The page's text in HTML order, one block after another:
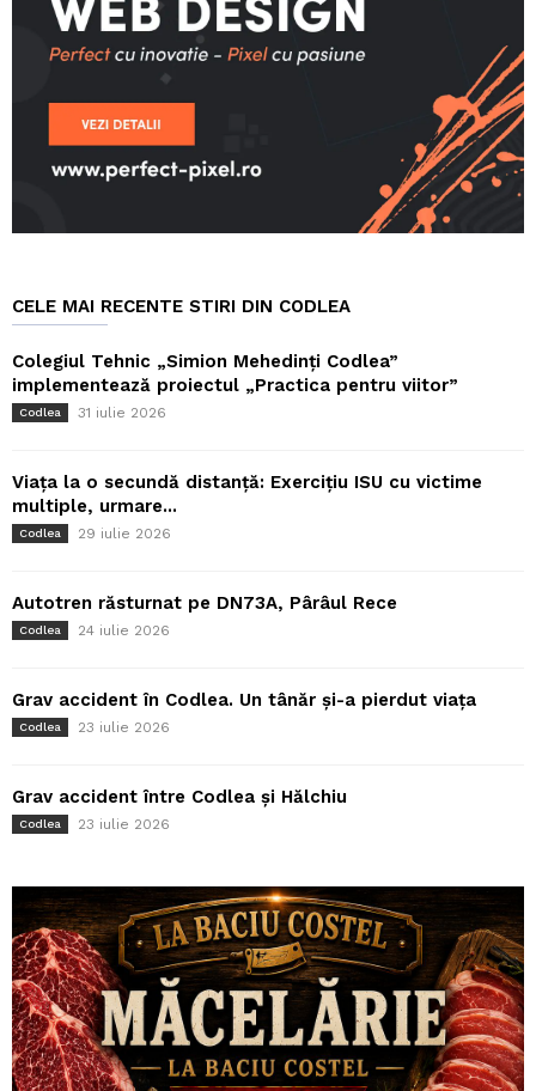
CELE MAI RECENTE STIRI DIN CODLEA
Colegiul Tehnic „Simion Mehedinți Codlea”
implementează proiectul „Practica pentru viitor”
Codlea 31 iulie 2026
Viața la o secundă distanță: Exercițiu ISU cu victime
multiple, urmare...
Codlea 29 iulie 2026
Autotren răsturnat pe DN73A, Pârâul Rece
Codlea 24 iulie 2026
Grav accident în Codlea. Un tânăr și-a pierdut viața
Codlea 23 iulie 2026
Grav accident între Codlea și Hălchiu
Codlea 23 iulie 2026